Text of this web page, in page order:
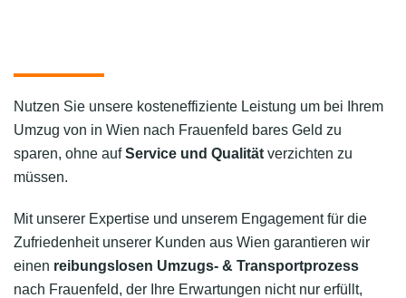
Nutzen Sie unsere kosteneffiziente Leistung um bei Ihrem
Umzug von in Wien nach Frauenfeld bares Geld zu
sparen, ohne aufService und Qualität verzichten zu
müssen.
Mit unserer Expertise und unserem Engagement für die
Zufriedenheit unserer Kunden aus Wien garantieren wir
einen reibungslosen Umzugs- & Transportprozess
nach Frauenfeld, der Ihre Erwartungen nicht nur erfüllt,